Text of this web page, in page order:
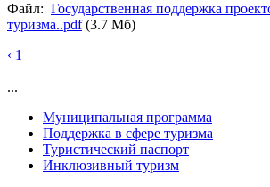
Файл: Государственная поддержка
туризма..pdf(3.7 Мб)
‹ 1
...
Муниципальная программа
Поддержка в сфере туризма
Туристический паспорт
Инклюзивный туризм